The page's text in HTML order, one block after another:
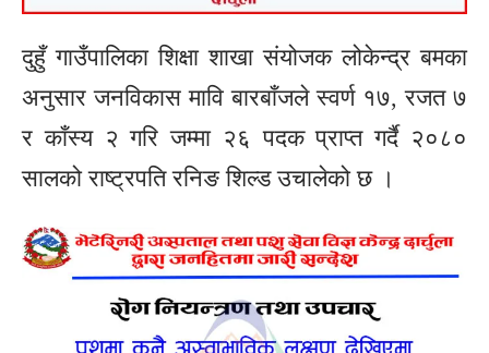
दुहुँ गाउँपालिका शिक्षा शाखा संयोजक लोकेन्द्र बमका
अनुसार जनविकास मावि बारबाँजले स्वर्ण १७, रजत ७
र काँस्य २ गरि जम्मा २६ पदक प्राप्त गर्दै २०८०
सालको राष्ट्रपति रनिङ शिल्ड उचालेको छ ।